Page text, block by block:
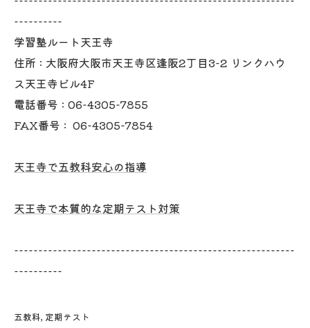
----------
学習塾ルート天王寺
住所 : 大阪府大阪市天王寺区逢阪2丁目3-2 リンクハウ
ス天王寺ビル4F
電話番号 : 06-4305-7855
FAX番号 : 06-4305-7854
天王寺で五教科安心の指導
天王寺で本質的な定期テスト対策
----------------------------------------------------------
----------
五教科 定期テスト